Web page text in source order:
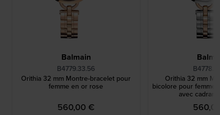
Balmain
B4779.33.56
Orithia 32 mm Montre-bracelet pour
femme en or rose
560,00 €
Orithia 32 mm
bicolore pour femme
avec cadran